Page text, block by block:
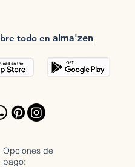
todo en a lma'zen
Opciones de
pago: